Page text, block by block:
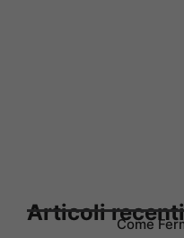
Articoli recenti
Come